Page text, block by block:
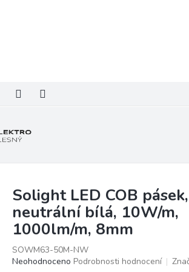
Solight LED COB
neutrální bílá, 10W/m,
1000lm/m, 8mm
SOWM63-50M-NW
Průměrné
Neohodnoceno Podrobnosti hodnocení